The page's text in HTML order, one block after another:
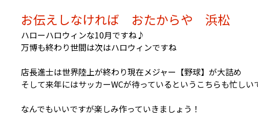
お伝えしなければ おたからや 浜松
ハローハロウィンな10月ですね♪
万博も終わり世間は次はハロウィンですね
店長進士は世界陸上が終わり現在メジャー【野球】が大詰め
そして来年にはサッカーWCが待っているというこちらも忙しい
なんでもいいですが楽しみ作っていきましょう！